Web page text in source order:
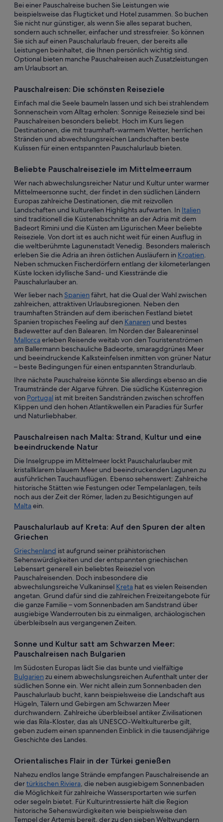
Bei einer Pauschalreise buchen Sie Leistungen wie
beispielsweise das Flugticket und Hotel zusammen. So buchen
Sie nicht nur günstiger, als wenn Sie alles separat buchen,
sondern auch schneller, einfacher und stressfreier. So können
Sie sich auf einen Pauschalurlaub freuen, der bereits alle
Leistungen beinhaltet, die Ihnen persönlich wichtig sind.
Optional bieten manche Pauschalreisen auch Zusatzleistungen
am Urlaubsort an.
Pauschalreisen: Die schönsten Reiseziele
Einfach mal die Seele baumeln lassen und sich bei strahlendem
Sonnenschein vom Alltag erholen: Sonnige Reiseziele sind bei
Pauschalreisen besonders beliebt. Hoch im Kurs liegen
Destinationen, die mit traumhaft-warmem Wetter, herrlichen
Stränden und abwechslungsreichen Landschaften beste
Kulissen für einen entspannten Pauschalurlaub bieten.
Beliebte Pauschalreiseziele im Mittelmeerraum
Wer nach abwechslungsreicher Natur und Kultur unter warmer
Mittelmeersonne sucht, der findet in den südlichen Ländern
Europas zahlreiche Destinationen, die mit reizvollen
Landschaften und kulturellen Highlights aufwarten. In Italien
sind traditionell die Küstenabschnitte an der Adria mit dem
Badeort Rimini und die Küsten am Ligurischen Meer beliebte
Reiseziele. Von dort ist es auch nicht weit für einen Ausflug in
die weltberühmte Lagunenstadt Venedig. Besonders malerisch
erleben Sie die Adria an ihren östlichen Ausläufern in Kroatien.
Neben schmucken Fischerdörfern entlang der kilometerlangen
Küste locken idyllische Sand- und Kiesstrände die
Pauschalurlauber an.
Wer lieber nachSpanienfährt, hat die Qual der Wahl zwischen
zahlreichen, attraktiven Urlaubsregionen. Neben den
traumhaften Stränden auf dem iberischen Festland bietet
Spanien tropisches Feeling auf den Kanaren und bestes
Badewetter auf den Balearen. Im Norden der Baleareninsel
Mallorcaerleben Reisende weitab von den Touristenströmen
am Ballermann beschauliche Badeorte, smaragdgrünes Meer
und beeindruckende Kalksteinfelsen inmitten von grüner Natur
– beste Bedingungen für einen entspannten Strandurlaub.
Ihre nächste Pauschalreise könnte Sie allerdings ebenso an die
Traumstrände der Algarve führen. Die südliche Küstenregion
von Portugal ist mit breiten Sandstränden zwischen schroffen
Klippen und den hohen Atlantikwellen ein Paradies für Surfer
und Naturliebhaber.
Pauschalreisen nach Malta: Strand, Kultur und eine
beeindruckende Natur
Die Inselgruppe im Mittelmeer lockt Pauschalurlauber mit
kristallklarem blauem Meer und beeindruckenden Lagunen zu
ausführlichen Tauchausflügen. Ebenso sehenswert: Zahlreiche
historische Stätten wie Festungen oder Tempelanlagen, teils
noch aus der Zeit der Römer, laden zu Besichtigungen auf
Maltaein.
Pauschalurlaub auf Kreta: Auf den Spuren der alten
Griechen
Griechenland ist aufgrund seiner prähistorischen
Sehenswürdigkeiten und der entspannten griechischen
Lebensart generell ein beliebtes Reiseziel von
Pauschalreisenden. Doch insbesondere die
abwechslungsreiche Vulkaninsel Kreta hat es vielen Reisenden
angetan. Grund dafür sind die zahlreichen Freizeitangebote für
die ganze Familie – vom Sonnenbaden am Sandstrand über
ausgiebige Wanderrouten bis zu einmaligen, archäologischen
überbleibseln aus vergangenen Zeiten.
Sonne und Kultur satt am Schwarzen Meer:
Pauschalreisen nach Bulgarien
Im Südosten Europas lädt Sie das bunte und vielfältige
Bulgarienzu einem abwechslungsreichen Aufenthalt unter der
südlichen Sonne ein. Wer nicht allein zum Sonnenbaden den
Pauschalurlaub bucht, kann beispielsweise die Landschaft aus
Hügeln, Tälern und Gebirgen am Schwarzen Meer
durchwandern. Zahlreiche überbleibsel antiker Zivilisationen
wie das Rila-Kloster, das als UNESCO-Weltkulturerbe gilt,
geben zudem einen spannenden Einblick in die tausendjährige
Geschichte des Landes.
Orientalisches Flair in der Türkei genießen
Nahezu endlos lange Strände empfangen Pauschalreisende an
dertürkischen Riviera, die neben ausgiebigem Sonnenbaden
die Möglichkeit für zahlreiche Wassersportarten wie surfen
oder segeln bietet. Für Kulturintressierte hält die Region
historische Sehenswürdigkeiten wie beispielsweise den
Tempel der Artemis bereit, der zu den sieben Weltwundern